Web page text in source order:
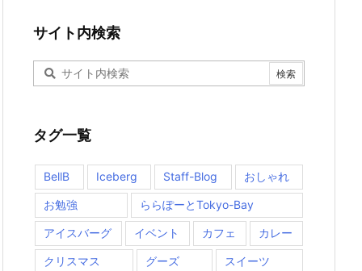
サイト内検索
タグ一覧
BellB Iceberg Staff-Blog おしゃれ
お勉強 ららぽーとTokyo-Bay
アイスバーグ イベント カフェ カレー
クリスマス グーズ スイーツ